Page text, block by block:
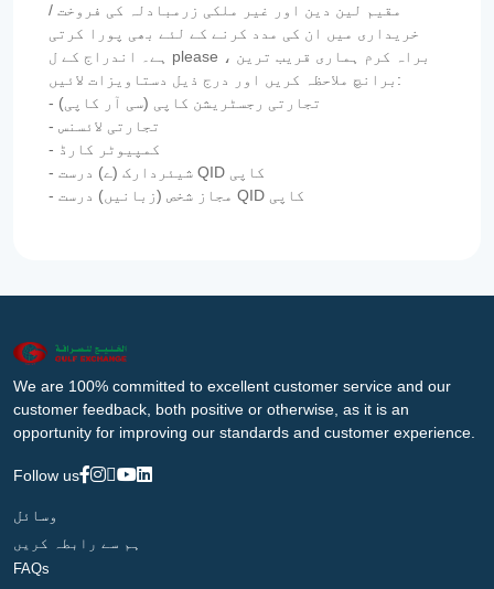
مقیم لین دین اور غیر ملکی زرمبادلہ کی فروخت /
خریداری میں ان کی مدد کرنے کے لئے بھی پورا کرتی
ہے۔ اندراج کے ل please ، براہ کرم ہماری قریب ترین
برانچ ملاحظہ کریں اور درج ذیل دستاویزات لائیں:
- تجارتی رجسٹریشن کاپی (سی آر کاپی)
- تجارتی لائسنس
- کمپیوٹر کارڈ
- شیئردارک (ے) درست QID کاپی
- مجاز شخص (زبانیں) درست QID کاپی
We are 100% committed to excellent customer service and our
customer feedback, both positive or otherwise, as it is an
opportunity for improving our standards and customer experience.
Follow us
وسائل
ہم سے رابطہ کریں
FAQs